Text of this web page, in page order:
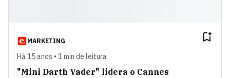
MARKETING
Há 15 anos • 1 min de leitura
"Mini Darth Vader" lidera o Cannes